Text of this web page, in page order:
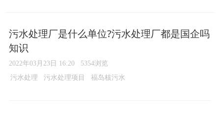
污水处理厂是什么单位?污水处理厂都是国企吗
知识
2022年03月23日 16:20 5354浏览
污水处理 污水处理项目 福岛核污水